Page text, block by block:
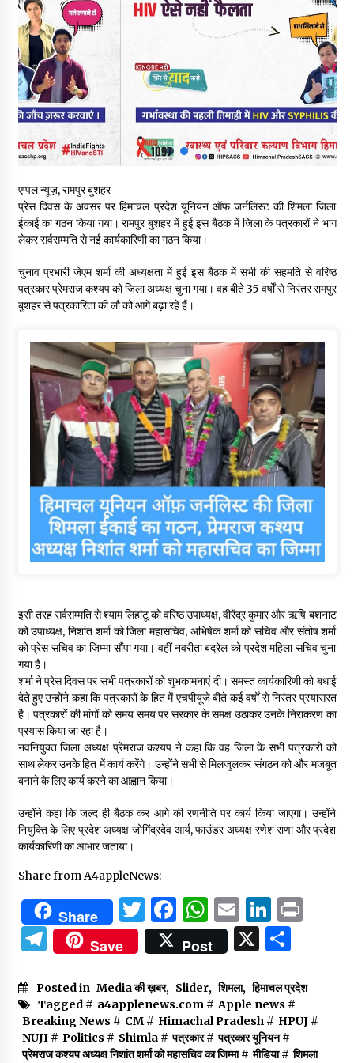
चंबा में बड़ा बस सड़क हादसा, 3 की मौत कई गंभीर घायल, बैरागढ़ से चंबा आ
08/08/2026
चौपाल विधायक पर BDC सदस्य राजेश रढाइक का तीखा हमला, मांगा
08/08/2026
हमीरपुर के बड़सर में मनाया जाएगा राज्यस्तरीय स्वतंत्रता दिवस समारोह, CM
वन विभाग के एक हजार खिलाड़ी रामपुर में दिखाएंगे जौहर, 11 से 13 सितंबर
तक आयोजित होगी 27वीं वार्षिक खेलकूद प्रतियोगिता
07/08/2026
30 बैग की सीमा पर भाजपा का हमला, बोली- कांग्रेस सरकार ने सेब उत्पादकों
एप्पल न्यूज़, रामपुर बुशहर
प्रेस दिवस के अवसर पर हिमाचल प्रदेश यूनियन ऑफ जर्नलिस्ट की शिमला जिला
ईकाई का गठन किया गया। रामपुर बुशहर में हुई इस बैठक में जिला के पत्रकारों ने भाग
लेकर सर्वसम्मति से नई कार्यकारिणी का गठन किया।
चुनाव प्रभारी जेएम शर्मा की अध्यक्षता में हुई इस बैठक में सभी की सहमति से वरिष्ठ
पत्रकार प्रेमराज कश्यप को जिला अध्यक्ष चुना गया। वह बीते 35 वर्षों से निरंतर रामपुर
बुशहर से पत्रकारिता की लौ को आगे बढ़ा रहे हैं।
इसी तरह सर्वसम्मति से श्याम लिहांटू को वरिष्ठ उपाध्यक्ष, वीरेंद्र कुमार और ऋषि बशनाट
को उपाध्यक्ष, निशांत शर्मा को जिला महासचिव, अभिषेक शर्मा को सचिव और संतोष शर्मा
को प्रेस सचिव का जिम्मा सौंपा गया। वहीं नवरीता बदरेल को प्रदेश महिला सचिव चुना
गया है।
शर्मा ने प्रेस दिवस पर सभी पत्रकारों को शुभकामनाएं दी। समस्त कार्यकारिणी को बधाई
देते हुए उन्होंने कहा कि पत्रकारों के हित में एचपीयूजे बीते कई वर्षों से निरंतर प्रयासरत
है। पत्रकारों की मांगों को समय समय पर सरकार के समक्ष उठाकर उनके निराकरण का
प्रयास किया जा रहा है।
नवनियुक्त जिला अध्यक्ष प्रेमराज कश्यप ने कहा कि वह जिला के सभी पत्रकारों को
साथ लेकर उनके हित में कार्य करेंगे। उन्होंने सभी से मिलजुलकर संगठन को और मजबूत
बनाने के लिए कार्य करने का आह्वान किया।
उन्होंने कहा कि जल्द ही बैठक कर आगे की रणनीति पर कार्य किया जाएगा। उन्होंने
नियुक्ति के लिए प्रदेश अध्यक्ष जोगिंद्रदेव आर्य, फाउंडर अध्यक्ष रणेश राणा और प्रदेश
कार्यकारिणी का आभार जताया।
Share from A4appleNews:
Share Twitter
Facebook
WhatsApp
Email
Telegram
Save Post X
Posted in Media की ख़बर, Slider, शिमला, हिमाचल प्रदेश
Tagged # a4applenews.com# Apple news #
Breaking News # CM# Himachal Pradesh# HPUJ#
NUJI# Politics # Shimla# पत्रकार# पत्रकार यूनियन#
प्रेमराज कश्यप अध्यक्ष निशांत शर्मा को महासचिव का जिम्मा# मीडिया# शिमला